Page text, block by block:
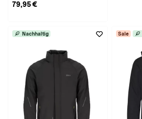
79,95 €
Nachhaltig Sale